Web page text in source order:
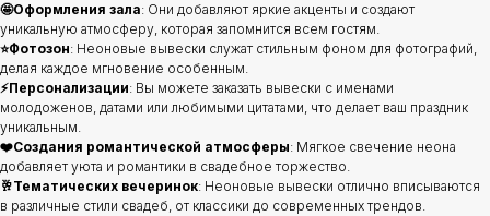
🤩Оформления зала: Они добавляют яркие акценты и создают
уникальную атмосферу, которая запомнится всем гостям.
⭐️Фотозон: Неоновые вывески служат стильным фоном для фотографий,
делая каждое мгновение особенным.
⚡️Персонализации: Вы можете заказать вывески с именами
молодоженов, датами или любимыми цитатами, что делает ваш праздник
уникальным.
❤️Создания романтической атмосферы: Мягкое свечение неона
добавляет уюта и романтики в свадебное торжество.
🥂Тематических вечеринок: Неоновые вывески отлично вписываются
в различные стили свадеб, от классики до современных трендов.